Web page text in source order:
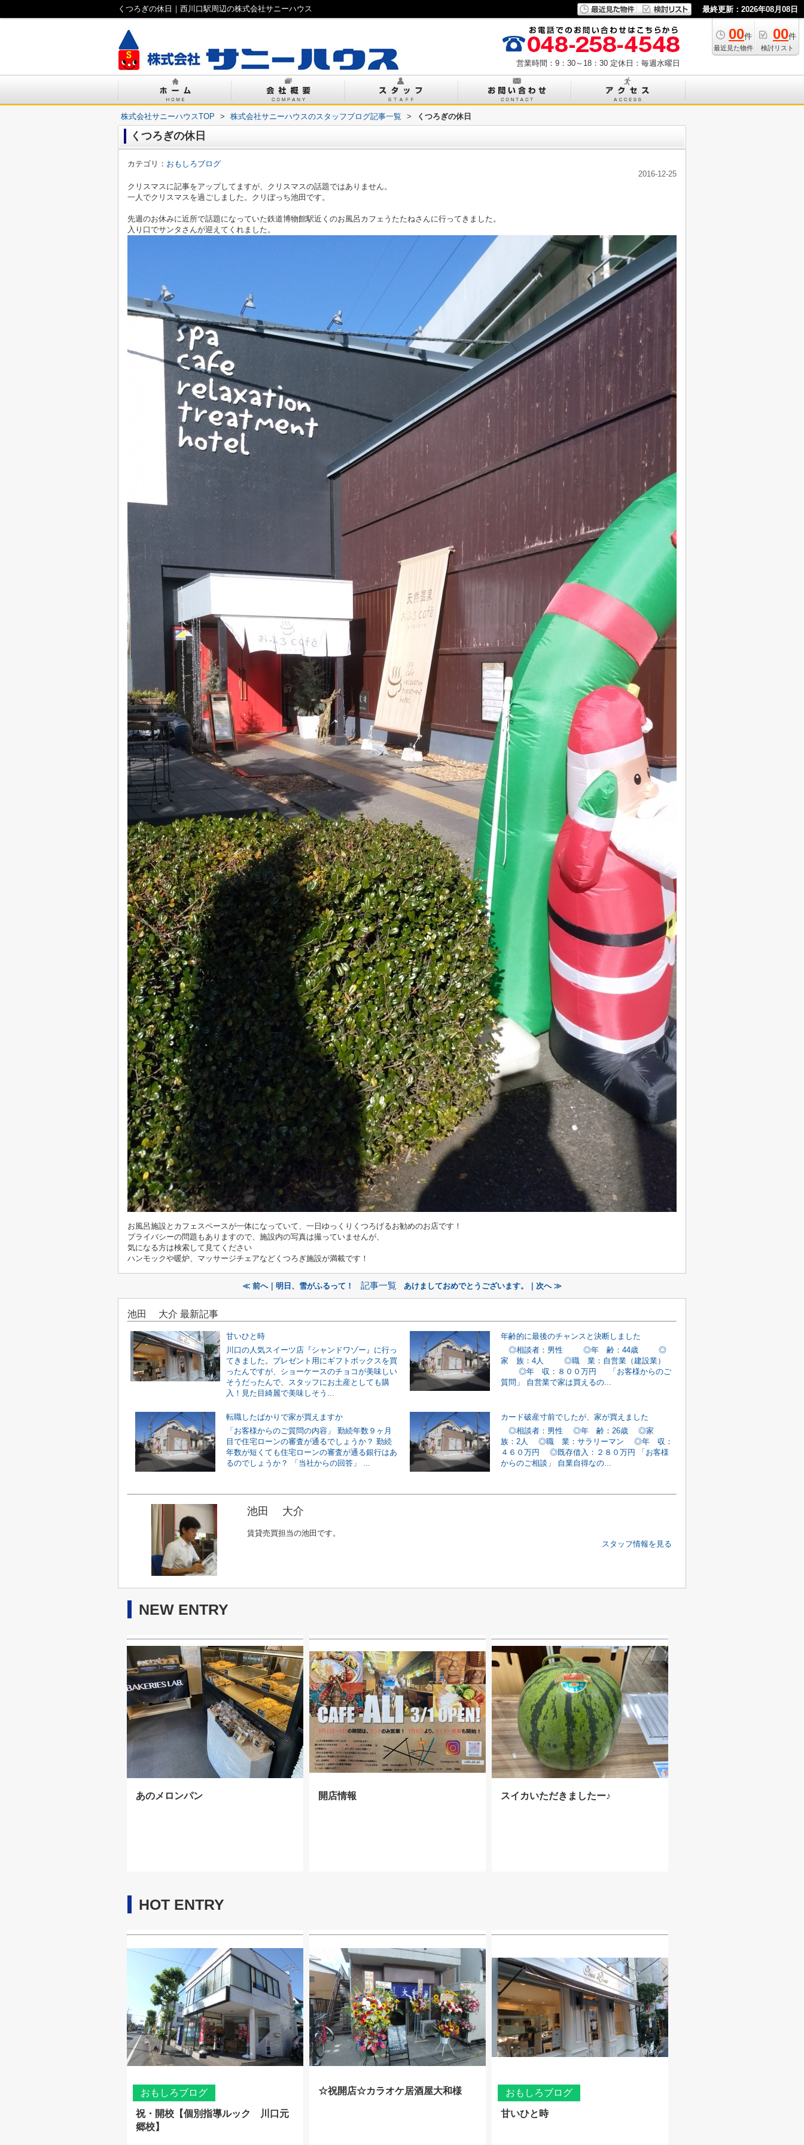
くつろぎの休日｜西川口駅周辺の株式会社サニーハウス 最終更新：2026年08月08日
00件
最近見た物件
00件
検討リスト
営業時間：9：30～18：30 定休日：毎週水曜日
株式会社サニーハウスTOP > 株式会社サニーハウスのスタッフブログ記事一覧 > くつろぎの休日
くつろぎの休日
カテゴリ： おもしろブログ
2016-12-25
クリスマスに記事をアップしてますが、クリスマスの話題ではありません。
一人でクリスマスを過ごしました。クリぼっち池田です。
先週のお休みに近所で話題になっていた鉄道博物館駅近くのお風呂カフェうたたねさんに行ってきました。
入り口でサンタさんが迎えてくれました。
お風呂施設とカフェスペースが一体になっていて、一日ゆっくりくつろげるお勧めのお店です！
プライバシーの問題もありますので、施設内の写真は撮っていませんが、
気になる方は検索して見てください
ハンモックや暖炉、マッサージチェアなどくつろぎ施設が満載です！
≪ 前へ｜明日、雪がふるって！ 記事一覧 あけましておめでとうございます。｜次へ ≫
池田 大介 最新記事
甘いひと時
川口の人気スイーツ店『シャンドワゾー』に行っ
てきました。プレゼント用にギフトボックスを買
ったんですが、ショーケースのチョコが美味しい
そうだったんで、スタッフにお土産としても購
入！見た目綺麗で美味しそう...
年齢的に最後のチャンスと決断しました
◎相談者：男性 ◎年 齢：44歳 ◎
家 族：4人 ◎職 業：自営業（建設業）
◎年 収：８００万円 「お客様からのご
質問」 自営業で家は買えるの...
転職したばかりで家が買えますか
「お客様からのご質問の内容」 勤続年数９ヶ月
目で住宅ローンの審査が通るでしょうか？ 勤続
年数が短くても住宅ローンの審査が通る銀行はあ
るのでしょうか？ 「当社からの回答」 ...
カード破産寸前でしたが、家が買えました
◎相談者：男性 ◎年 齢：26歳 ◎家
族：2人 ◎職 業：サラリーマン ◎年 収：
４６０万円 ◎既存借入：２８０万円 「お客様
からのご相談」 自業自得なの...
池田 大介
賃貸売買担当の池田です。
スタッフ情報を見る
NEW ENTRY
あのメロンパン 開店情報 スイカいただきましたー♪
HOT ENTRY
おもしろブログ
祝・開校【個別指導ルック 川口元
郷校】
☆祝開店☆カラオケ居酒屋大和様 おもしろブログ
甘いひと時